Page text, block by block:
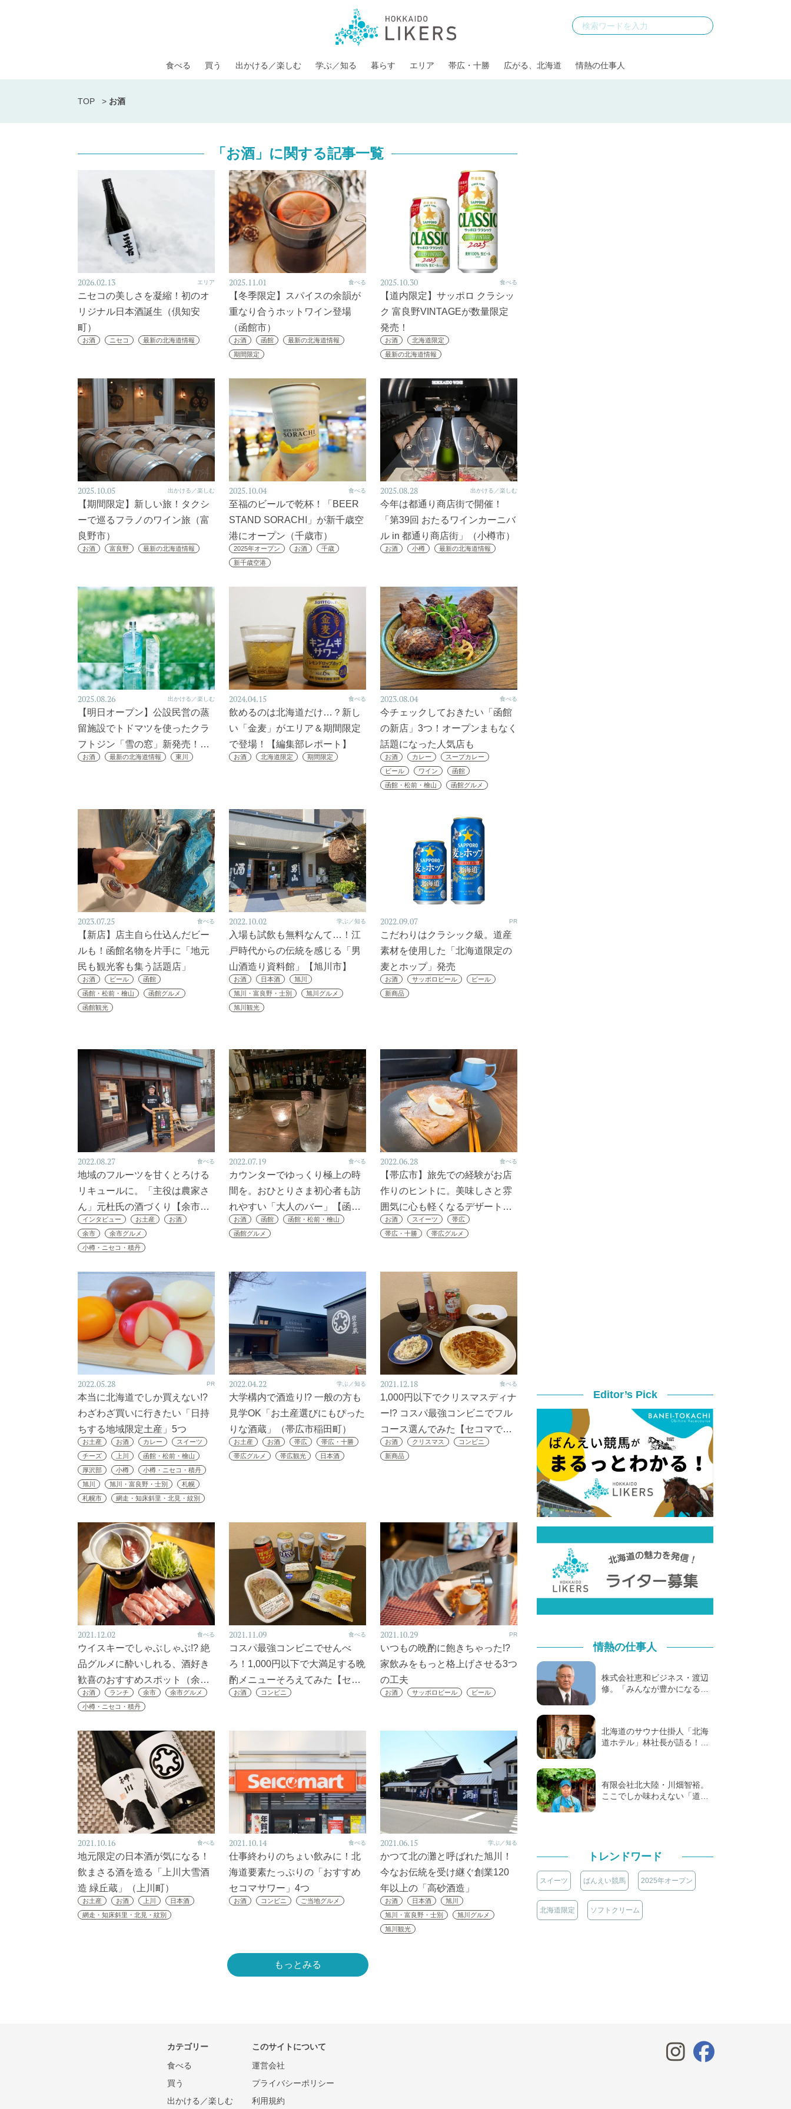
食べる 買う 出かける／楽しむ 学ぶ／知る 暮らす エリア 帯広・十勝 広がる、北海道 情熱の仕事人
TOP > お酒
「お酒」に関する記事一覧
2026.02.13 エリア
ニセコの美しさを凝縮！初のオ
リジナル日本酒誕生（倶知安
町）
お酒 ニセコ 最新の北海道情報
2025.11.01 食べる
【冬季限定】スパイスの余韻が
重なり合うホットワイン登場
（函館市）
お酒 函館
最新の北海道情報
期間限定
2025.10.30 食べる
【道内限定】サッポロ クラシッ
ク 富良野VINTAGEが数量限定
発売！
お酒
北海道限定
最新の北海道情報
2025.10.05 出かける／楽しむ
【期間限定】新しい旅！タクシ
ーで巡るフラノのワイン旅（富
良野市）
お酒 富良野 最新の北海道情報
2025.10.04 食べる
至福のビールで乾杯！「BEER
STAND SORACHI」が新千歳空
港にオープン（千歳市）
2025年オープン お酒
千歳
新千歳空港
2025.08.28 出かける／楽しむ
今年は都通り商店街で開催！
「第39回 おたるワインカーニバ
ル in 都通り商店街」（小樽市）
お酒 小樽 最新の北海道情報
2025.08.26 出かける／楽しむ
【明日オープン】公設民営の蒸
留施設でトドマツを使ったクラ
フトジン「雪の窓」新発売！…
お酒 最新の北海道情報 東川
2024.04.15 食べる
飲めるのは北海道だけ…？新し
い「金麦」がエリア＆期間限定
で登場！【編集部レポート】
お酒 北海道限定 期間限定
2023.08.04 食べる
今チェックしておきたい「函館
の新店」3つ！オープンまもなく
話題になった人気店も
お酒 カレー
スープカレー
ビール
ワイン
函館
函館・松前・檜山
函館グルメ
2023.07.25 食べる
【新店】店主自ら仕込んだビー
ルも！函館名物を片手に「地元
民も観光客も集う話題店」
お酒 ビール
函館
函館・松前・檜山
函館グルメ
函館観光
2022.10.02 学ぶ／知る
入場も試飲も無料なんて…！江
戸時代からの伝統を感じる「男
山酒造り資料館」【旭川市】
お酒 日本酒
旭川
旭川・富良野・士別
旭川グルメ
旭川観光
2022.09.07 PR
こだわりはクラシック級。道産
素材を使用した「北海道限定の
麦とホップ」発売
お酒 サッポロビール
ビール
新商品
2022.08.27 食べる
地域のフルーツを甘くとろける
リキュールに。「主役は農家さ
ん」元杜氏の酒づくり【余市…
インタビュー お土産
お酒
余市
余市グルメ
小樽・ニセコ・積丹
2022.07.19 食べる
カウンターでゆっくり極上の時
間を。おひとりさま初心者も訪
れやすい「大人のバー」【函…
お酒 函館
函館・松前・檜山
函館グルメ
2022.06.28 食べる
【帯広市】旅先での経験がお店
作りのヒントに。美味しさと雰
囲気に心も軽くなるデザート…
お酒 スイーツ
帯広
帯広・十勝
帯広グルメ
2022.05.28 PR
本当に北海道でしか買えない!?
わざわざ買いに行きたい「日持
ちする地域限定土産」5つ
お土産 お酒 カレー
スイーツ
チーズ
上川
函館・松前・檜山
厚沢部
小樽
小樽・ニセコ・積丹
旭川
旭川・富良野・士別
札幌
札幌市
網走・知床斜里・北見・紋別
2022.04.22 学ぶ／知る
大学構内で酒造り!? 一般の方も
見学OK「お土産選びにもぴった
りな酒蔵」（帯広市稲田町）
お土産 お酒 帯広
帯広・十勝
帯広グルメ
帯広観光 日本酒
2021.12.18 食べる
1,000円以下でクリスマスディナ
ー!? コスパ最強コンビニでフル
コース選んでみた【セコマで…
お酒 クリスマス
コンビニ
新商品
2021.12.02 食べる
ウイスキーでしゃぶしゃぶ!? 絶
品グルメに酔いしれる、酒好き
歓喜のおすすめスポット（余…
お酒 ランチ 余市
余市グルメ
小樽・ニセコ・積丹
2021.11.09 食べる
コスパ最強コンビニでせんべ
ろ！1,000円以下で大満足する晩
酌メニューそろえてみた【セ…
お酒 コンビニ
2021.10.29 PR
いつもの晩酌に飽きちゃった!?
家飲みをもっと格上げさせる3つ
の工夫
お酒 サッポロビール ビール
2021.10.16 食べる
地元限定の日本酒が気になる！
飲まさる酒を造る「上川大雪酒
造 緑丘蔵」（上川町）
お土産 お酒 上川
日本酒
網走・知床斜里・北見・紋別
2021.10.14 食べる
仕事終わりのちょい飲みに！北
海道要素たっぷりの「おすすめ
セコマサワー」4つ
お酒 コンビニ ご当地グルメ
2021.06.15 学ぶ／知る
かつて北の灘と呼ばれた旭川！
今なお伝統を受け継ぐ創業120
年以上の「高砂酒造」
お酒 日本酒
旭川
旭川・富良野・士別
旭川グルメ
旭川観光
もっとみる
Editor’s Pick
情熱の仕事人
株式会社恵和ビジネス・渡辺
修。「みんなが豊かになる…
北海道のサウナ仕掛人「北海
道ホテル」林社長が語る！…
有限会社北大陸・川畑智裕。
ここでしか味わえない「道…
トレンドワード
スイーツ ばんえい競馬 2025年オープン
北海道限定 ソフトクリーム
カテゴリー
食べる
買う
出かける／楽しむ
このサイトについて
運営会社
プライバシーポリシー
利用規約